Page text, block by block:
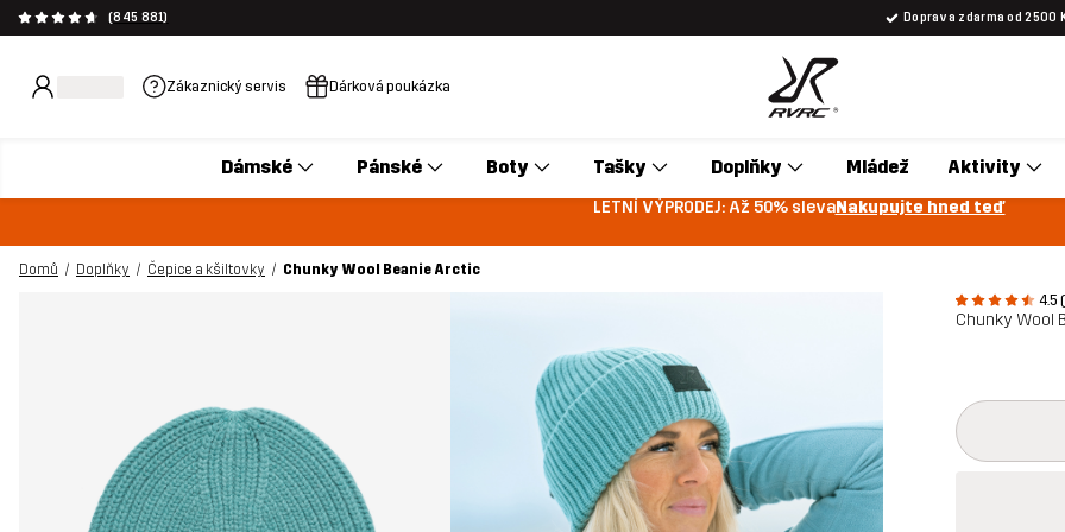
(845 881) Doprava zdarma od 2500
Zákaznický servis Dárková poukázka
Dámské Pánské Boty Tašky Doplňky Mládež Aktivity
LETNÍ VÝPRODEJ: Až 50% slevaNakupujte hned teď
Domů Doplňky Čepice a kšiltovky
Chunky Wool Beanie Arctic
4.5
Chunky Wool
Toto
{{size}} není